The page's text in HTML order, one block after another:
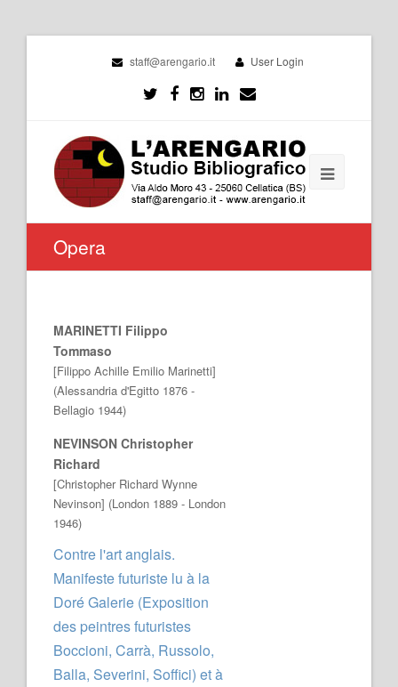
staff@arengario.it User Login
Opera
MARINETTI Filippo
Tommaso
[Filippo Achille Emilio Marinetti]
(Alessandria d'Egitto 1876 -
Bellagio 1944)
NEVINSON Christopher
Richard
[Christopher Richard Wynne
Nevinson] (London 1889 - London
1946)
Contre l'art anglais.
Manifeste futuriste lu à la
Doré Galerie (Exposition
des peintres futuristes
Boccioni, Carrà, Russolo,
Balla, Severini, Soffici) et à